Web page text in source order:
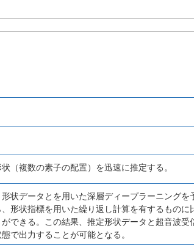
（複数の素子の配置）を迅速に推定する。
状データとを用いた深層ディープラーニング
形状指標を用いた繰り返し計算を有するもの
できる。この結果、推定形状データと超音波
で出力することが可能となる。